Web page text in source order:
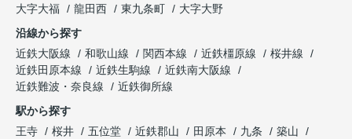
大字大福
龍田西 東九条町
大字大野
沿線から探す
近鉄大阪線
和歌山線 関西本線 近鉄橿原線
桜井線
近鉄田原本線
近鉄生駒線
近鉄南大阪線
近鉄難波・奈良線
近鉄御所線
駅から探す
王寺
桜井 五位堂 近鉄郡山 田原本 九条
築山